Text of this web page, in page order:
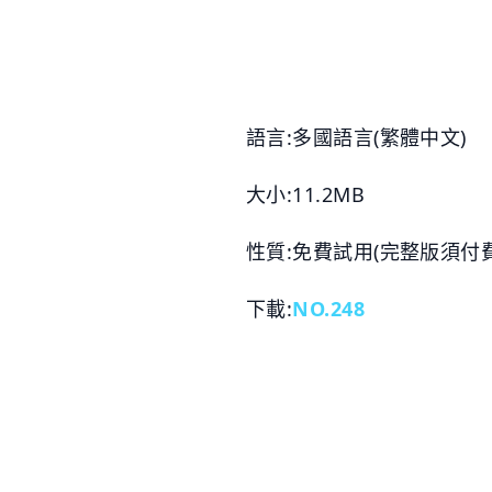
語言:多國語言(繁體中文)
大小:11.2MB
性質:免費試用(完整版須付
下載:NO.248